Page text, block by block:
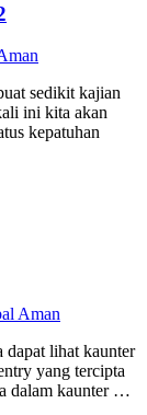
sedikit kajian
ini kita akan
kepatuhan
Aman
lihat kaunter
yang tercipta
dalam kaunter …